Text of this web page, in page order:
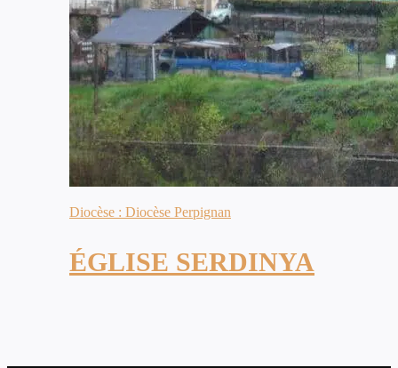
Diocèse : Diocèse Perpignan
ÉGLISE SERDINYA